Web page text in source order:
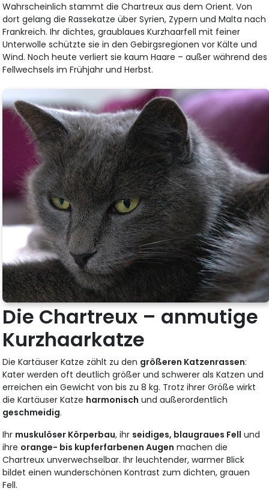
Wahrscheinlich stammt die Chartreux aus dem Orient. Von
dort gelang die Rassekatze über Syrien, Zypern und Malta nach
Frankreich. Ihr dichtes, graublaues Kurzhaarfell mit feiner
Unterwolle schützte sie in den Gebirgsregionen vor Kälte und
Wind. Noch heute verliert sie kaum Haare – außer während des
Fellwechsels im Frühjahr und Herbst.
Die Chartreux – anmutige
Kurzhaarkatze
Die Kartäuser Katze zählt zu den größeren Katzenrassen:
Kater werden oft deutlich größer und schwerer als Katzen und
erreichen ein Gewicht von bis zu 8 kg. Trotz ihrer Größe wirkt
die Kartäuser Katze harmonisch und außerordentlich
geschmeidig.
Ihr muskulöser Körperbau, ihr seidiges, blaugraues Fell und
ihre orange- bis kupferfarbenen Augen machen die
Chartreux unverwechselbar. Ihr leuchtender, warmer Blick
bildet einen wunderschönen Kontrast zum dichten, grauen
Fell.